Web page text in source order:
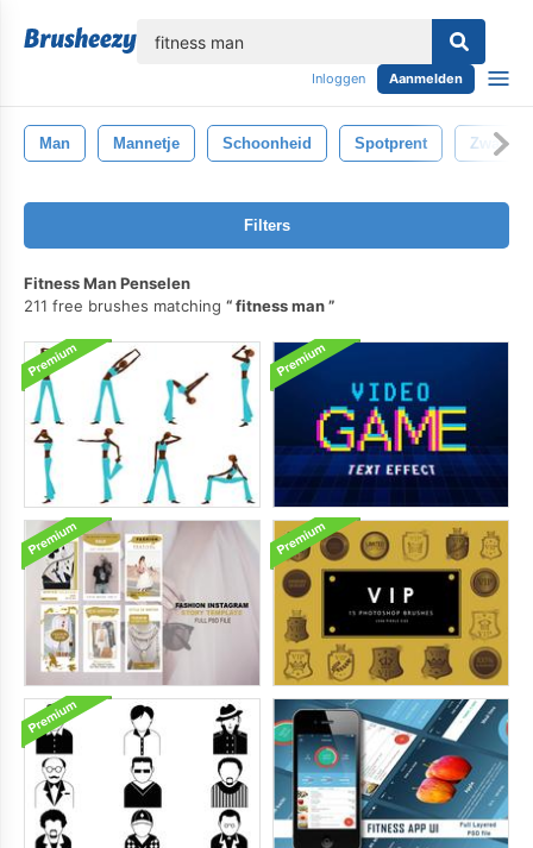
Inloggen Aanmelden
Man Mannetje Schoonheid Spotprent Zwart
Filters
Fitness Man Penselen
211 free brushes matching
fitness man